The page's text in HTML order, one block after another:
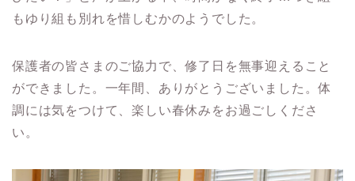
もゆり組も別れを惜しむかのようでした。
保護者の皆さまのご協力で、修了日を無事迎えること
ができました。一年間、ありがとうございました。体
調には気をつけて、楽しい春休みをお過ごしくださ
い。